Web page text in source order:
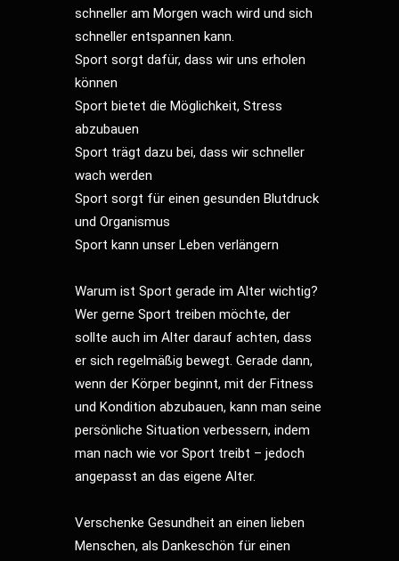
schneller am Morgen wach wird und sich
schneller entspannen kann.
Sport sorgt dafür, dass wir uns erholen
können
Sport bietet die Möglichkeit, Stress
abzubauen
Sport trägt dazu bei, dass wir schneller
wach werden
Sport sorgt für einen gesunden Blutdruck
und Organismus
Sport kann unser Leben verlängern
Warum ist Sport gerade im Alter wichtig?
Wer gerne Sport treiben möchte, der
sollte auch im Alter darauf achten, dass
er sich regelmäßig bewegt. Gerade dann,
wenn der Körper beginnt, mit der Fitness
und Kondition abzubauen, kann man seine
persönliche Situation verbessern, indem
man nach wie vor Sport treibt – jedoch
angepasst an das eigene Alter.
Verschenke Gesundheit an einen lieben
Menschen, als Dankeschön für einen